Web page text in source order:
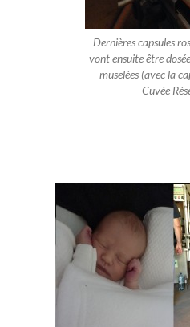
Dernières capsules
vont ensuite être
muselées (avec la
Cuvée